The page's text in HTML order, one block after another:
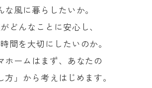
な風に暮らしたいか。
どんなことに安心し、
間を大切にしたいのか。
ホームはまず、あなたの
方」から考えはじめます。